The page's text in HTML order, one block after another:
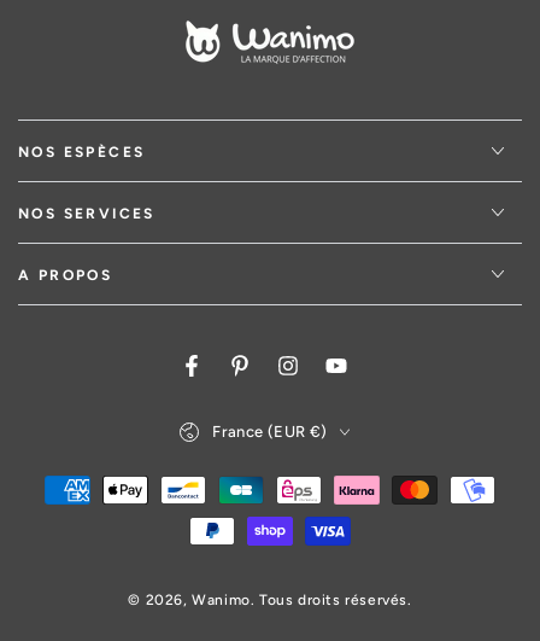
NOS ESPÈCES
NOS SERVICES
A PROPOS
FacebookPinterestInstagramYouTube
© 2026,Wanimo. Tous droits réservés.
France (EUR €)
Modes